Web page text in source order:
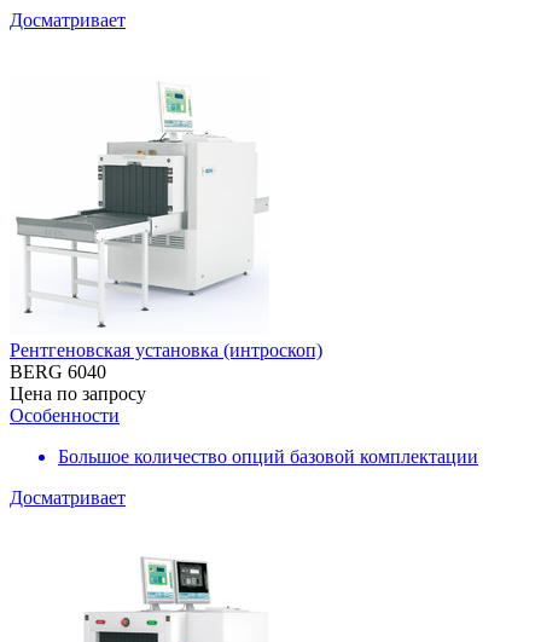
Досматривает
Рентгеновская установка (интроскоп)
BERG 6040
Цена по запросу
Особенности
Большое количество опций базовой комплектации
Досматривает